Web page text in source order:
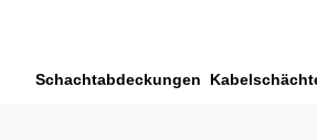
Zu ihrem Konto springen
Schachtabdeckungen